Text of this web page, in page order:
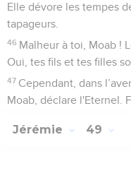
Elle dévore les tempes
tapageurs.
46 Malheur à toi, Moab !
Oui, tes fils et tes filles
47 Cependant, dans
Moab, déclare l'Eternel.
Jérémie 49